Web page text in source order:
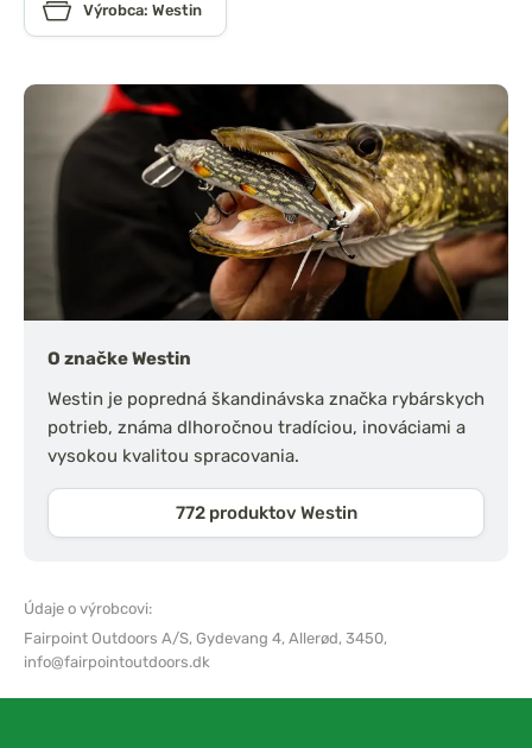
Výrobca: Westin
O značke Westin
Westin je popredná škandinávska značka rybárskych
potrieb, známa dlhoročnou tradíciou, inováciami a
vysokou kvalitou spracovania.
772 produktov Westin
Údaje o výrobcovi:
Fairpoint Outdoors A/S, Gydevang 4, Allerød, 3450,
info@fairpointoutdoors.dk